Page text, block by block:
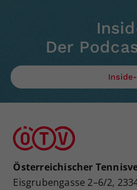
Der
Österreichischer
Eisgrubengasse 2–6/2,